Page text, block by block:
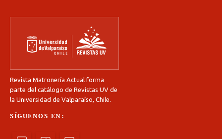
Revista Matronería Actual forma
parte del catálogo de Revistas UV de
la Universidad de Valparaíso, Chile.
SÍGUENOS EN: